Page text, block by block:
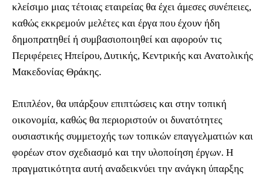
κλείσιμο μιας τέτοιας εταιρείας θα έχει άμεσες συνέπειες,
καθώς εκκρεμούν μελέτες και έργα που έχουν ήδη
δημοπρατηθεί ή συμβασιοποιηθεί και αφορούν τις
Περιφέρειες Ηπείρου, Δυτικής, Κεντρικής και Ανατολικής
Μακεδονίας Θράκης.
Επιπλέον, θα υπάρξουν επιπτώσεις και στην τοπική
οικονομία, καθώς θα περιοριστούν οι δυνατότητες
ουσιαστικής συμμετοχής των τοπικών επαγγελματιών και
φορέων στον σχεδιασμό και την υλοποίηση έργων. Η
πραγματικότητα αυτή αναδεικνύει την ανάγκη ύπαρξης